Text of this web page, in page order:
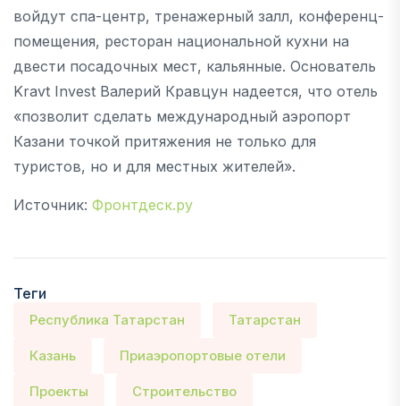
войдут спа-центр, тренажерный залл, конференц-
помещения, ресторан национальной кухни на
двести посадочных мест, кальянные. Основатель
Kravt Invest Валерий Кравцун надеется, что отель
«позволит сделать международный аэропорт
Казани точкой притяжения не только для
туристов, но и для местных жителей».
Источник: Фронтдеск.ру
Теги
Республика Татарстан Татарстан
Казань Приаэропортовые отели
Проекты Строительство